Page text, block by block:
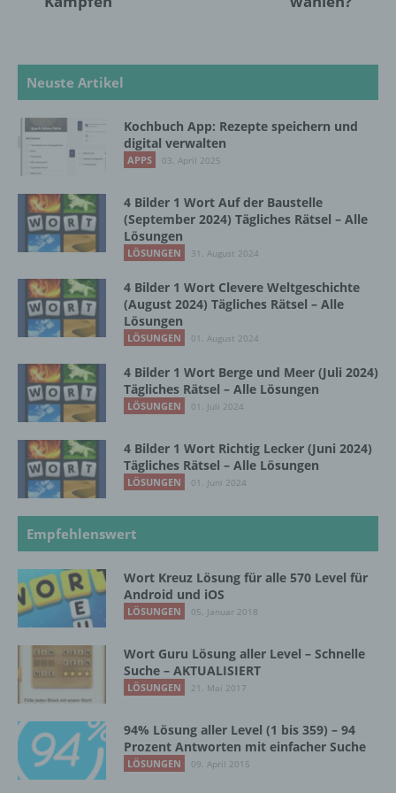
Neuste Artikel
Kochbuch App: Rezepte speichern und
digital verwalten
APPS 03. April 2025
4 Bilder 1 Wort Auf der Baustelle
(September 2024) Tägliches Rätsel – Alle
Lösungen
LÖSUNGEN 31. August 2024
4 Bilder 1 Wort Clevere Weltgeschichte
(August 2024) Tägliches Rätsel – Alle
Lösungen
LÖSUNGEN 01. August 2024
4 Bilder 1 Wort Berge und Meer (Juli 2024)
Tägliches Rätsel – Alle Lösungen
LÖSUNGEN 01. Juli 2024
4 Bilder 1 Wort Richtig Lecker (Juni 2024)
Tägliches Rätsel – Alle Lösungen
LÖSUNGEN 01. Juni 2024
Empfehlenswert
Wort Kreuz Lösung für alle 570 Level für
Android und iOS
LÖSUNGEN 05. Januar 2018
Wort Guru Lösung aller Level – Schnelle
Suche – AKTUALISIERT
LÖSUNGEN 21. Mai 2017
94% Lösung aller Level (1 bis 359) – 94
Prozent Antworten mit einfacher Suche
LÖSUNGEN 09. April 2015
informierter Weise und unmissverständlich
eindeutigen bestätigenden Handlung, mit der
die betroffene Person zu verstehen gibt, dass
sie mit der Verarbeitung der sie betreffenden
ist.
Name und Anschrift des für die Verarbeitung
Verantwortlichen
Verantwortlicher im Sinne der Datenschutz-
der Europäischen Union geltenden
Datenschutzgesetze und anderer Bestimmungen
mit datenschutzrechtlichem Charakter ist die:
Schlehenweg 20
DE
Die Internetseiten verwenden teilweise so
genannte Cookies, LocalStorage und
SessionStorage. Dies dient dazu, unser Angebot
nutzerfreundlicher, effektiver und sicherer zu
eine Technologie, mit welcher ihr Browser Daten
auf Ihrem Computer oder mobilen Gerät
abspeichert. Cookies sind Textdateien, welche
über einen Internetbrowser auf einem
Computersystem abgelegt und gespeichert
werden. Sie können die Verwendung von Cookies,
LocalStorage und SessionStorage durch
entsprechende Einstellung in Ihrem Browser